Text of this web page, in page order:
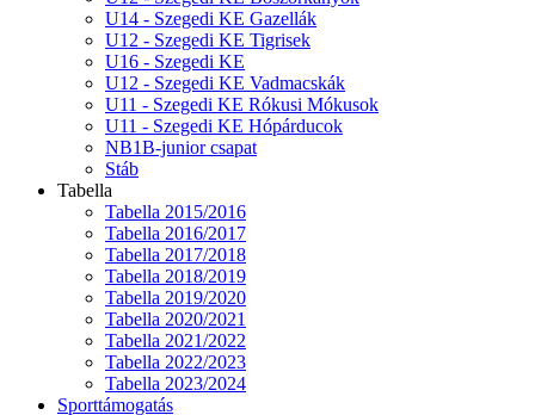
U14 - Szegedi KE Gazellák
U12 - Szegedi KE Tigrisek
U16 - Szegedi KE
U12 - Szegedi KE Vadmacskák
U11 - Szegedi KE Rókusi Mókusok
U11 - Szegedi KE Hópárducok
NB1B-junior csapat
Stáb
Tabella
Tabella 2015/2016
Tabella 2016/2017
Tabella 2017/2018
Tabella 2018/2019
Tabella 2019/2020
Tabella 2020/2021
Tabella 2021/2022
Tabella 2022/2023
Tabella 2023/2024
Sporttámogatás